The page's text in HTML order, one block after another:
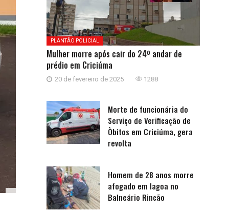
PLANTÃO POLICIAL
Mulher morre após cair do 24º andar de
prédio em Criciúma
20 de fevereiro de 2025 1288
Morte de funcionária do
Serviço de Verificação de
Òbitos em Criciúma, gera
revolta
Homem de 28 anos morre
afogado em lagoa no
Balneário Rincão